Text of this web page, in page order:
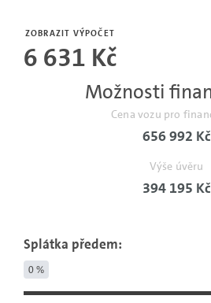
Cena vozu pro
656 992 Kč
Výše úvěru
394 195 Kč
Možnosti
ZOBRAZIT VÝPOČET
6 631 Kč
Splátka předem:
0 %
měsíců